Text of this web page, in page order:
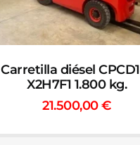
Carretilla diésel
X2H7F1 1.800 kg.
21.500,00€